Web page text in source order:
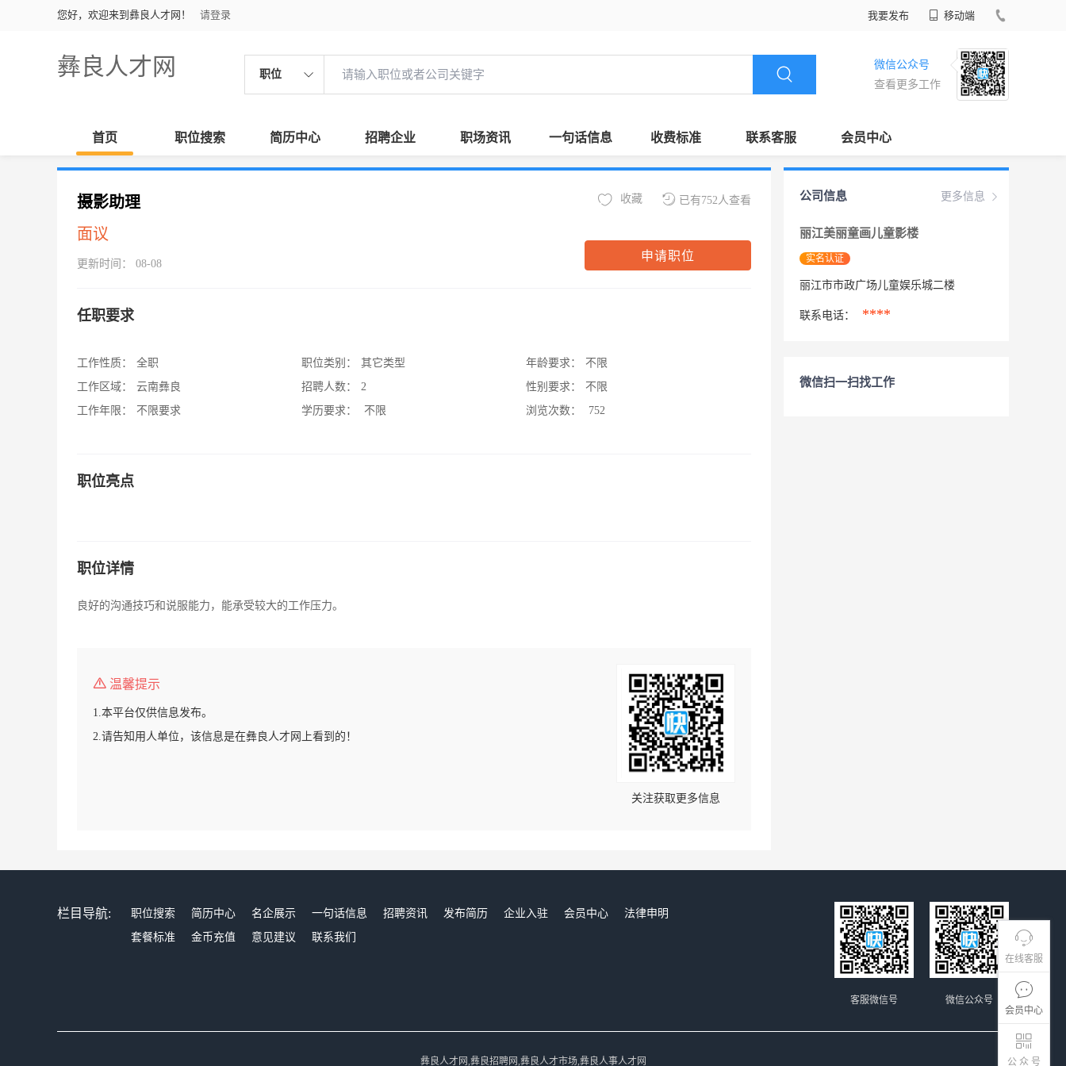
您好，欢迎来到彝良人才网！ 请登录 我要发布 移动端
彝良人才网 职位
微信公众号
查看更多工作
首页 职位搜索 简历中心 招聘企业 职场资讯 一句话信息 收费标准 联系客服 会员中心
在线客服
会员中心
公 众 号
摄影助理
面议
更新时间： 08-08
已有752人查看
收藏
申请职位
任职要求
工作性质：
全职
工作区域：
云南彝良
工作年限：
不限要求
职位类别：
其它类型
招聘人数：
2
学历要求：
不限
年龄要求：
不限
性别要求：
不限
浏览次数：
752
职位亮点
职位详情
良好的沟通技巧和说服能力，能承受较大的工作压力。
温馨提示
1.本平台仅供信息发布。
2.请告知用人单位，该信息是在彝良人才网上看到的！
关注获取更多信息
更多信息
公司信息
丽江美丽童画儿童影楼
实名认证
丽江市市政广场儿童娱乐城二楼
联系电话： ****
微信扫一扫找工作
栏目导航: 职位搜索 简历中心 名企展示 一句话信息 招聘资讯 发布简历 企业入驻 会员中心
法律申明
套餐标准
金币充值 意见建议 联系我们
微信公众号
客服微信号
彝良人才网,彝良招聘网,彝良人才市场,彝良人事人才网